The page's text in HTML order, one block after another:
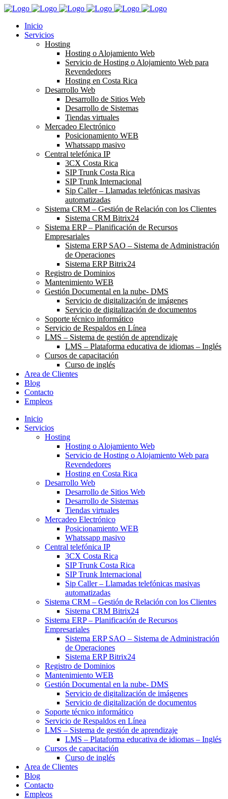
Inicio
Servicios
Hosting
Hosting o Alojamiento Web
Servicio de Hosting o Alojamiento Web para
Revendedores
Hosting en Costa Rica
Desarrollo Web
Desarrollo de Sitios Web
Desarrollo de Sistemas
Tiendas virtuales
Mercadeo Electrónico
Posicionamiento WEB
Whatssapp masivo
Central telefónica IP
3CX Costa Rica
SIP Trunk Costa Rica
SIP Trunk Internacional
Sip Caller – Llamadas telefónicas masivas
automatizadas
Sistema CRM – Gestión de Relación con los Clientes
Sistema CRM Bitrix24
Sistema ERP – Planificación de Recursos
Empresariales
Sistema ERP SAO – Sistema de Administración
de Operaciones
Sistema ERP Bitrix24
Registro de Dominios
Mantenimiento WEB
Gestión Documental en la nube- DMS
Servicio de digitalización de imágenes
Servicio de digitalización de documentos
Soporte técnico informático
Servicio de Respaldos en Línea
LMS – Sistema de gestión de aprendizaje
LMS – Plataforma educativa de idiomas – Inglés
Cursos de capacitación
Curso de inglés
Area de Clientes
Blog
Contacto
Empleos
Inicio
Servicios
Hosting
Hosting o Alojamiento Web
Servicio de Hosting o Alojamiento Web para
Revendedores
Hosting en Costa Rica
Desarrollo Web
Desarrollo de Sitios Web
Desarrollo de Sistemas
Tiendas virtuales
Mercadeo Electrónico
Posicionamiento WEB
Whatssapp masivo
Central telefónica IP
3CX Costa Rica
SIP Trunk Costa Rica
SIP Trunk Internacional
Sip Caller – Llamadas telefónicas masivas
automatizadas
Sistema CRM – Gestión de Relación con los Clientes
Sistema CRM Bitrix24
Sistema ERP – Planificación de Recursos
Empresariales
Sistema ERP SAO – Sistema de Administración
de Operaciones
Sistema ERP Bitrix24
Registro de Dominios
Mantenimiento WEB
Gestión Documental en la nube- DMS
Servicio de digitalización de imágenes
Servicio de digitalización de documentos
Soporte técnico informático
Servicio de Respaldos en Línea
LMS – Sistema de gestión de aprendizaje
LMS – Plataforma educativa de idiomas – Inglés
Cursos de capacitación
Curso de inglés
Area de Clientes
Blog
Contacto
Empleos